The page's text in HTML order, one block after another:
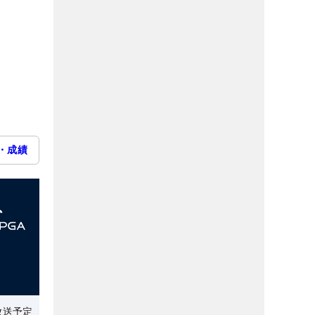
成績
予定